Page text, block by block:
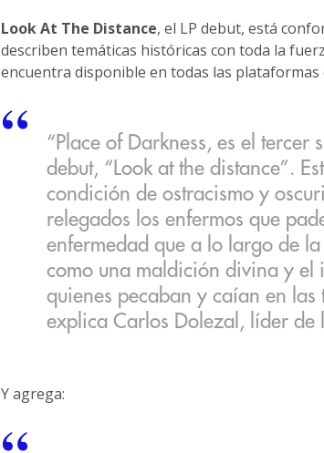
Look At The Distance, el LP debut, está
describen temáticas históricas con toda la
encuentra disponible en todas las plataformas
“Place of Darkness, es el tercer
debut, “Look at the distance”.
condición de ostracismo y
relegados los enfermos que
enfermedad que a lo largo de
como una maldición divina y el
quienes pecaban y caían en las
explica Carlos Dolezal, líder de
Y agrega: